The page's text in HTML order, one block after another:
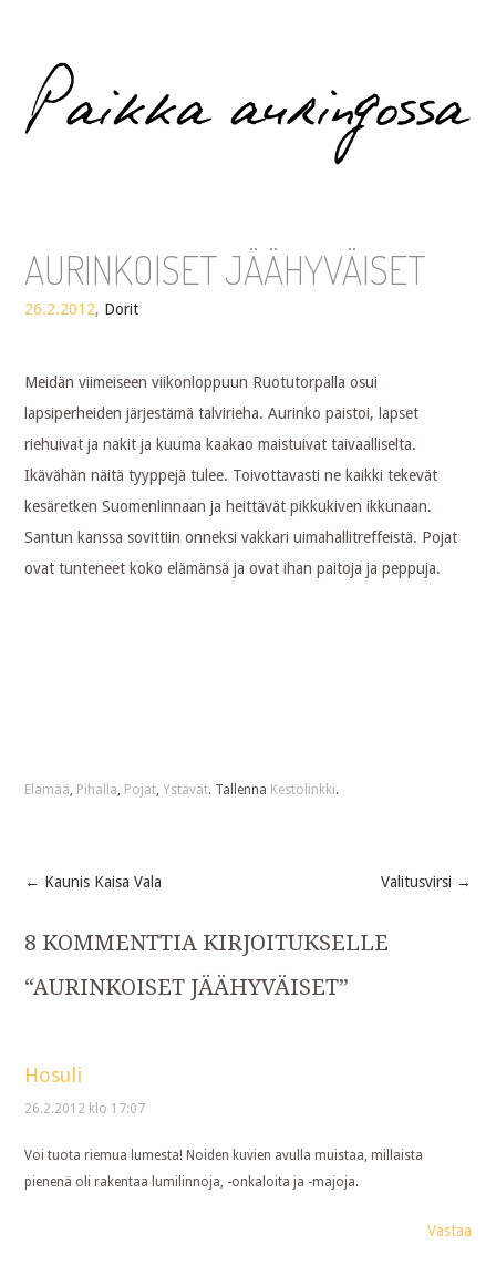
Paikka auringossa
AURINKOISET JÄÄHYVÄISET
26.2.2012, Dorit
Meidän viimeiseen viikonloppuun Ruotutorpalla osui
lapsiperheiden järjestämä talvirieha. Aurinko paistoi, lapset
riehuivat ja nakit ja kuuma kaakao maistuivat taivaalliselta.
Ikävähän näitä tyyppejä tulee. Toivottavasti ne kaikki tekevät
kesäretken Suomenlinnaan ja heittävät pikkukiven ikkunaan.
Santun kanssa sovittiin onneksi vakkari uimahallitreffeistä. Pojat
ovat tunteneet koko elämänsä ja ovat ihan paitoja ja peppuja.
Elämää, Pihalla, Pojat,Ystävät. Tallenna Kestolinkki.
Post
navigation
← Kaunis Kaisa Vala Valitusvirsi →
8 KOMMENTTIA KIRJOITUKSELLE
“AURINKOISET JÄÄHYVÄISET”
Hosuli
26.2.2012 klo 17:07
Voi tuota riemua lumesta! Noiden kuvien avulla muistaa, millaista
pienenä oli rakentaa lumilinnoja, -onkaloita ja -majoja.
Vastaa